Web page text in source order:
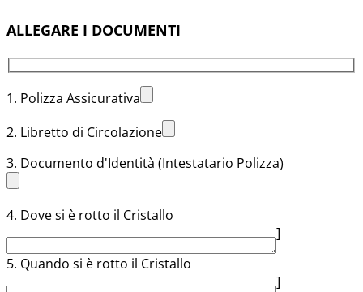
ALLEGARE I DOCUMENTI
1. Polizza Assicurativa
2. Libretto di Circolazione
3. Documento d'Identità (Intestatario Polizza)
4. Dove si è rotto il Cristallo
]
5. Quando si è rotto il Cristallo
]